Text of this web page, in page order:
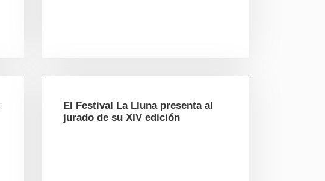
El Festival La Lluna presenta al
jurado de su XIV edición